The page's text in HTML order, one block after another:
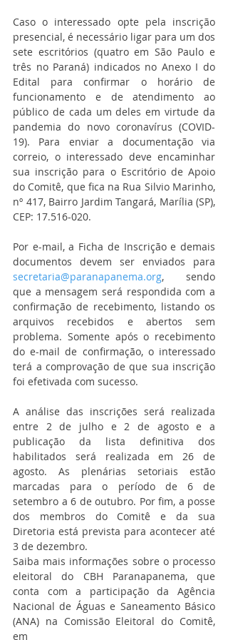
Caso o interessado opte pela inscrição
presencial, é necessário ligar para um dos
sete escritórios (quatro em São Paulo e
três no Paraná) indicados no Anexo I do
Edital para confirmar o horário de
funcionamento e de atendimento ao
público de cada um deles em virtude da
pandemia do novo coronavírus (COVID-
19). Para enviar a documentação via
correio, o interessado deve encaminhar
sua inscrição para o Escritório de Apoio
do Comitê, que fica na Rua Silvio Marinho,
nº 417, Bairro Jardim Tangará, Marília (SP),
CEP: 17.516-020.
Por e-mail, a Ficha de Inscrição e demais
secretaria@paranapanema.org, sendo
que a mensagem será respondida com a
confirmação de recebimento, listando os
arquivos recebidos e abertos sem
problema. Somente após o recebimento
do e-mail de confirmação, o interessado
terá a comprovação de que sua inscrição
foi efetivada com sucesso.
A análise das inscrições será realizada
entre 2 de julho e 2 de agosto e a
publicação da lista definitiva dos
habilitados será realizada em 26 de
agosto. As plenárias setoriais estão
marcadas para o período de 6 de
setembro a 6 de outubro. Por fim, a posse
dos membros do Comitê e da sua
Diretoria está prevista para acontecer até
3 de dezembro.
Saiba mais informações sobre o processo
eleitoral do CBH Paranapanema, que
conta com a participação da Agência
Nacional de Águas e Saneamento Básico
(ANA) na Comissão Eleitoral do Comitê,